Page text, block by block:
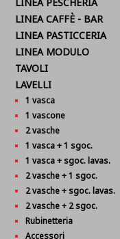
LINEA CAFFÈ - BAR
LINEA PASTICCERIA
LINEA MODULO
TAVOLI
LAVELLI
1 vasca
1 vascone
2 vasche
1 vasca + 1 sgoc.
1 vasca + sgoc. lavas.
2 vasche + 1 sgoc.
2 vasche + sgoc. lavas.
2 vasche + 2 sgoc.
Rubinetteria
Accessori